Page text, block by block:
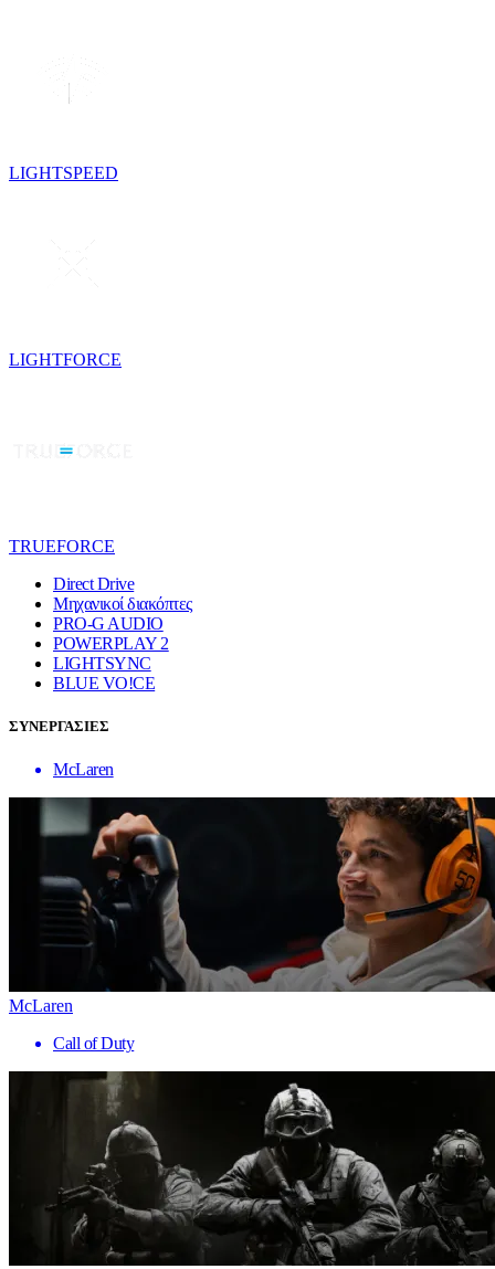
LIGHTSPEED
LIGHTFORCE
TRUEFORCE
Direct Drive
Μηχανικοί διακόπτες
PRO-G AUDIO
POWERPLAY 2
LIGHTSYNC
BLUE VO!CE
ΣΥΝΕΡΓΑΣΙΕΣ
McLaren
McLaren
Call of Duty